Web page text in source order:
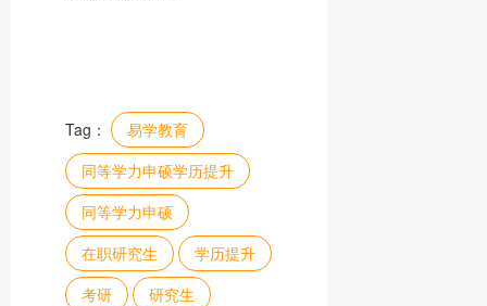
Tag：
易学教育
同等学力申硕学历提升
同等学力申硕
在职研究生
学历提升
考研
研究生